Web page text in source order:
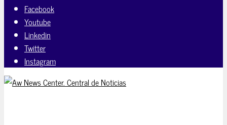
Facebook
Youtube
Linkedin
Twitter
Instagram